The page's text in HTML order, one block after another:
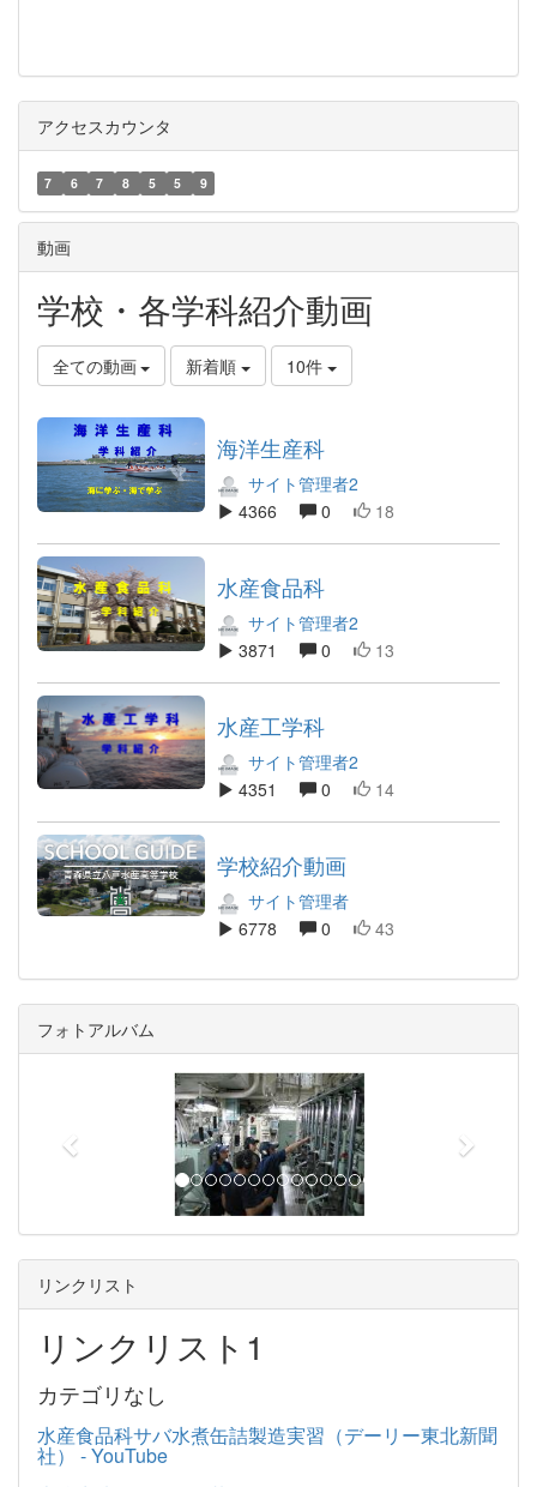
アクセスカウンタ
7 6 7 8 5 5 9
動画
学校・各学科紹介動画
全ての動画 新着順 10件
海洋生産科
サイト管理者2
4366
0 18
水産食品科
サイト管理者2
3871
0 13
水産工学科
サイト管理者2
4351
0 14
学校紹介動画
サイト管理者
6778
0 43
フォトアルバム
e
o
u
x
リンクリスト
リンクリスト1
カテゴリなし
水産食品科サバ水煮缶詰製造実習（デーリー東北新聞
社） - YouTube